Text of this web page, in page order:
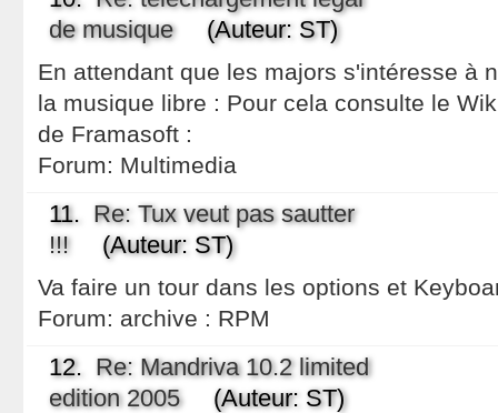
de musique(Auteur: ST)
En attendant que les majors s'intéresse à
la musique libre : Pour cela consulte le
de Framasoft :
Forum: Multimedia
11. Re: Tux veut pas sautter
!!!(Auteur: ST)
Va faire un tour dans les options et
Forum: archive : RPM
12. Re: Mandriva 10.2 limited
edition 2005(Auteur: ST)